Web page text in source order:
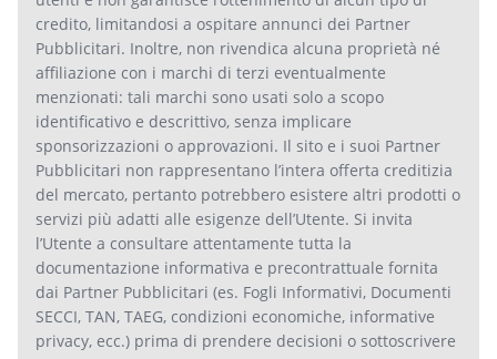
credito, limitandosi a ospitare annunci dei Partner
Pubblicitari. Inoltre, non rivendica alcuna proprietà né
affiliazione con i marchi di terzi eventualmente
menzionati: tali marchi sono usati solo a scopo
identificativo e descrittivo, senza implicare
sponsorizzazioni o approvazioni. Il sito e i suoi Partner
Pubblicitari non rappresentano l’intera offerta creditizia
del mercato, pertanto potrebbero esistere altri prodotti o
servizi più adatti alle esigenze dell’Utente. Si invita
l’Utente a consultare attentamente tutta la
documentazione informativa e precontrattuale fornita
dai Partner Pubblicitari (es. Fogli Informativi, Documenti
SECCI, TAN, TAEG, condizioni economiche, informative
privacy, ecc.) prima di prendere decisioni o sottoscrivere